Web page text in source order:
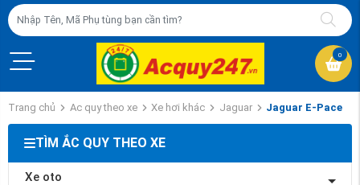
0
Trang chủ Ac quy theo xe Xe hơi khác Jaguar Jaguar E-Pace
TÌM ẮC QUY THEO XE
Xe oto